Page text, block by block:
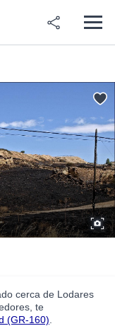
cerca de Lodares
te
(GR-160)